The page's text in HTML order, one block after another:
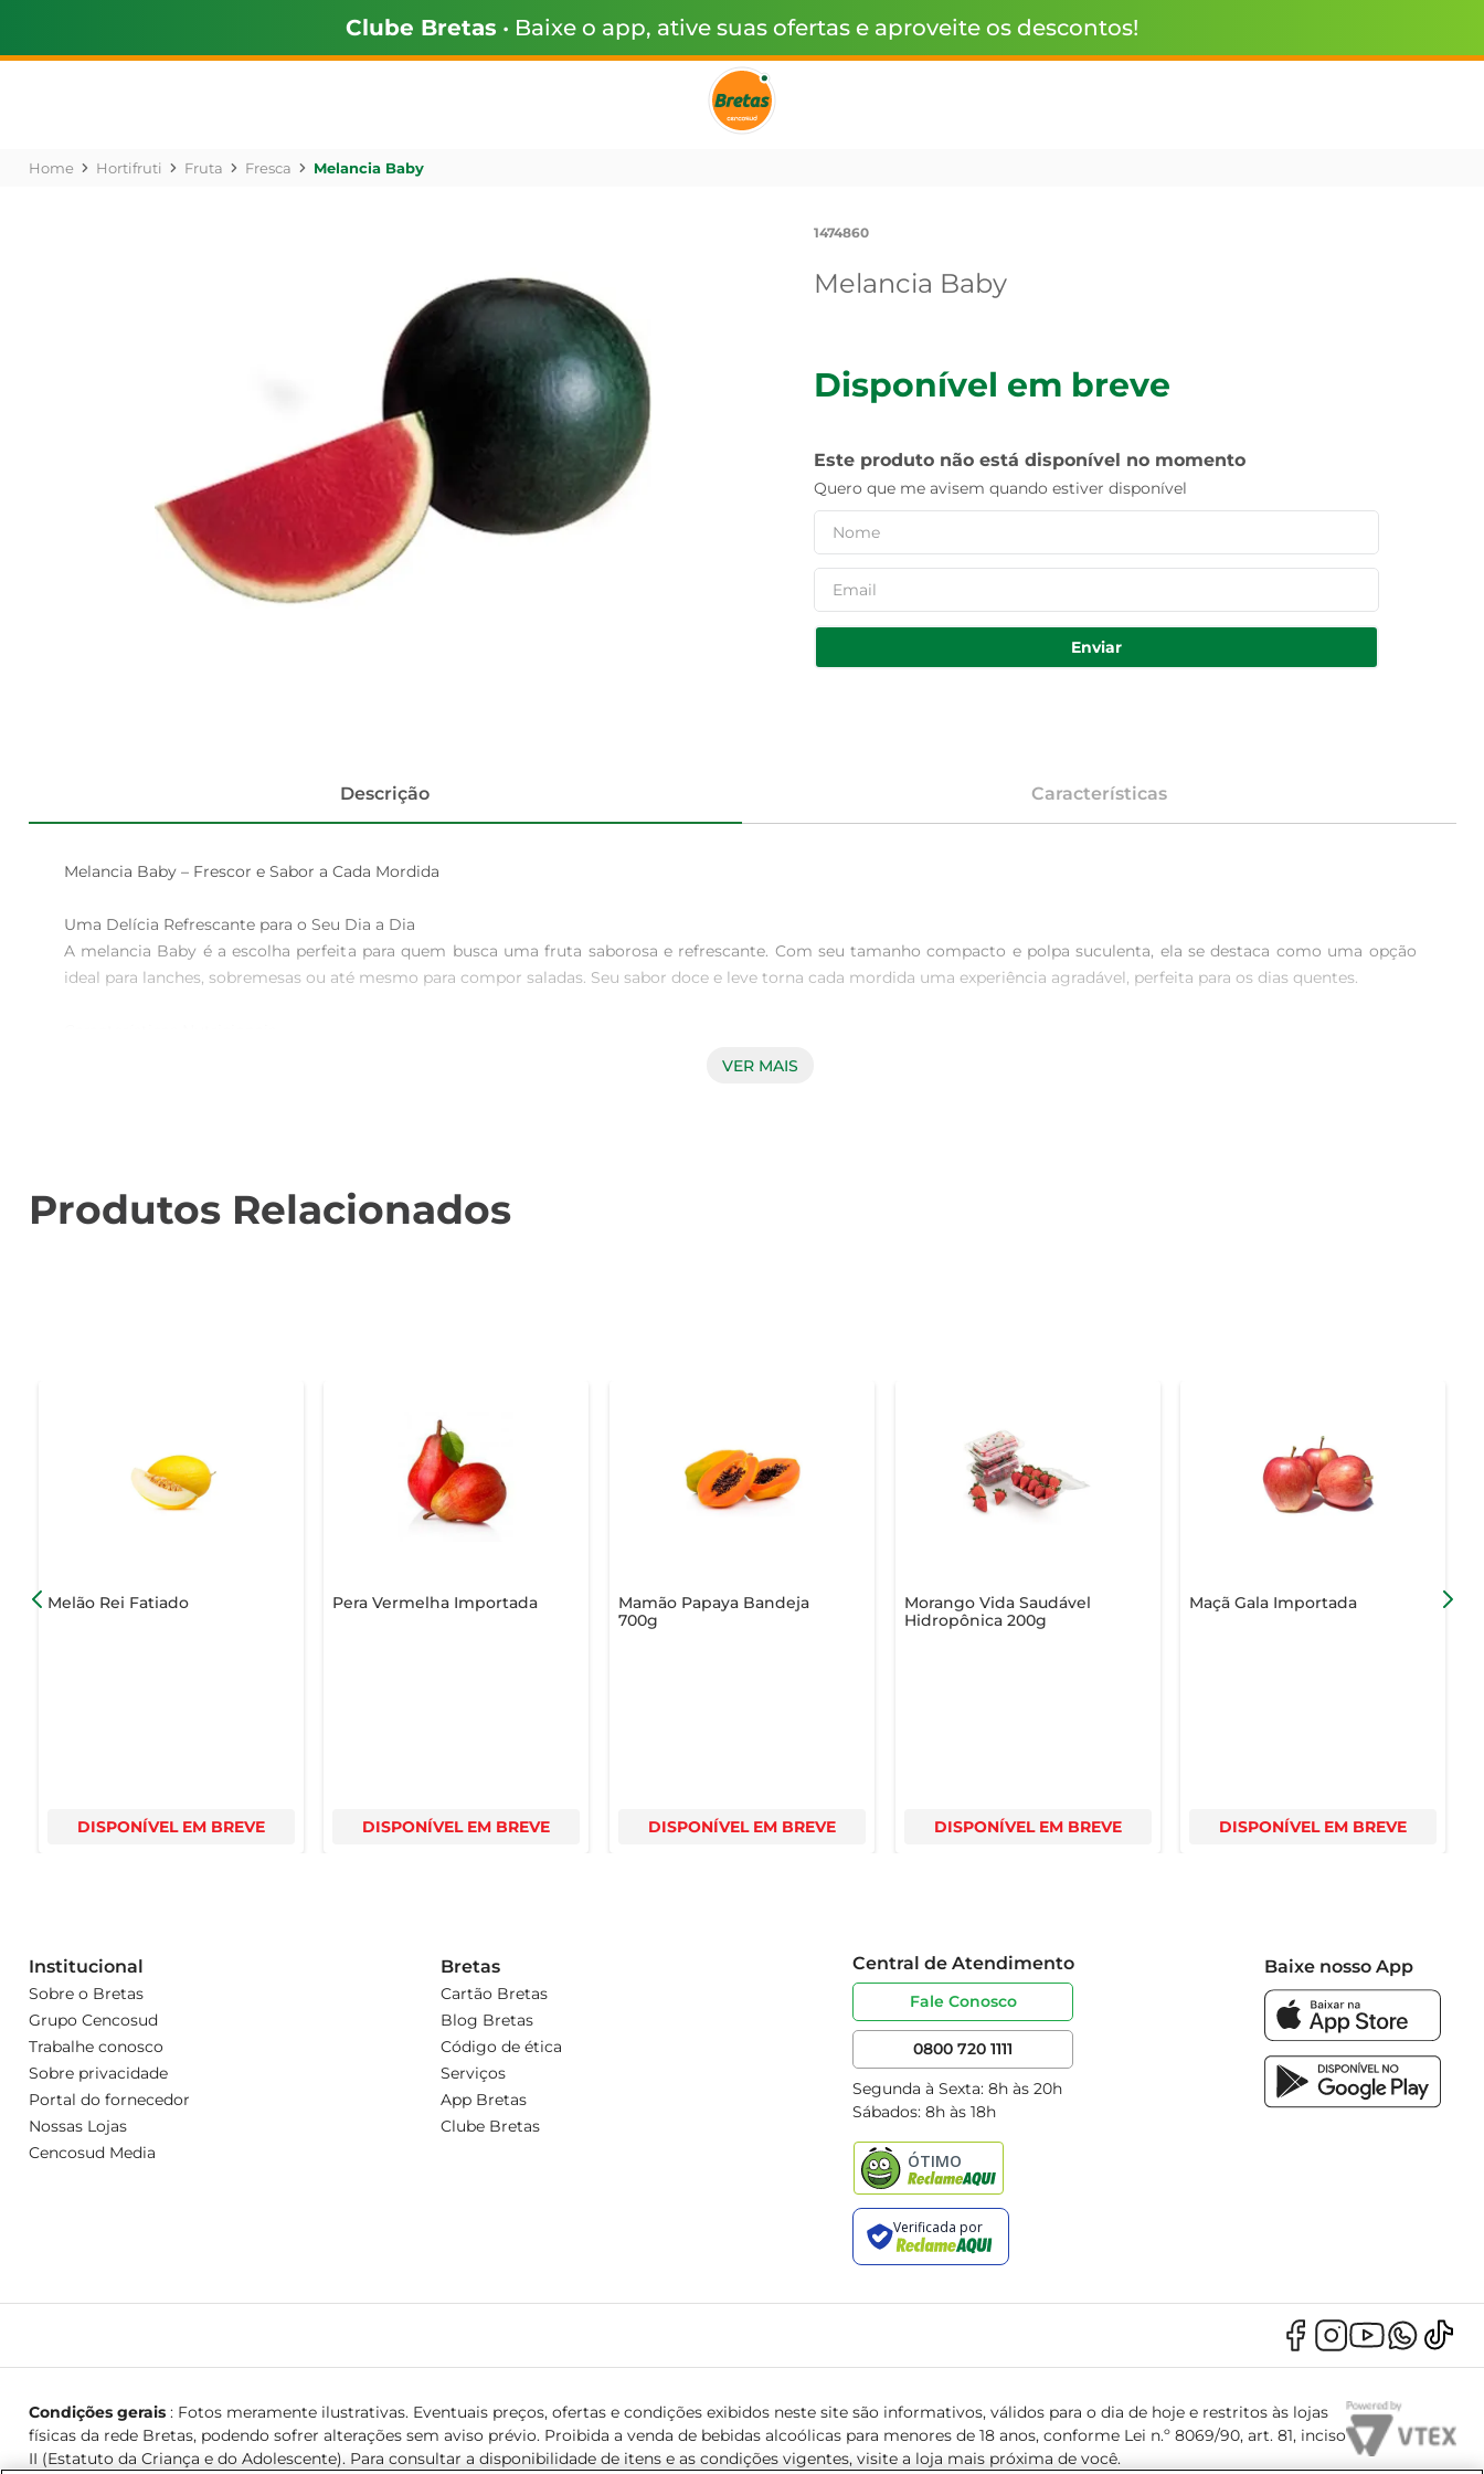
Clube Bretas • Baixe o app, ative suas ofertas e aproveite os descontos!
Hortifruti Fruta Fresca Melancia Baby
1474860
Melancia Baby
Disponível em breve
Este produto não está disponível no momento
Quero que me avisem quando estiver disponível
Enviar
Descrição Características
Melancia Baby – Frescor e Sabor a Cada Mordida
Uma Delícia Refrescante para o Seu Dia a Dia
A melancia Baby é a escolha perfeita para quem busca uma fruta saborosa e refrescante. Com seu tamanho compacto e polpa suculenta, ela se destaca como uma opção
ideal para lanches, sobremesas ou até mesmo para compor saladas. Seu sabor doce e leve torna cada mordida uma experiência agradável, perfeita para os dias quentes.
Além de ser deliciosa, a melancia Baby é rica em água, o que a torna uma excelente aliada na hidratação. Com baixo teor calórico, é uma opção saudável para quem deseja
Essa fruta pode ser utilizada de diversas maneiras na culinária. Experimente cortá-la em cubos e adicioná-la a smoothies, ou prepare um refrescante suco natural. A melancia
Baby também combina muito bem com queijos, proporcionando um contraste de sabores que surpreende. Para os mais criativos, pode ser utilizada em receitas de
VER MAIS
Produtos Relacionados
Melão Rei Fatiado
DISPONÍVEL EM BREVE
Pera Vermelha Importada
DISPONÍVEL EM BREVE
Mamão Papaya Bandeja
700g
DISPONÍVEL EM BREVE
Morango Vida Saudável
Hidropônica 200g
DISPONÍVEL EM BREVE
Maçã Gala Importada
DISPONÍVEL EM BREVE
Institucional
Sobre o Bretas
Grupo Cencosud
Trabalhe conosco
Sobre privacidade
Portal do fornecedor
Nossas Lojas
Cencosud Media
Bretas
Cartão Bretas
Blog Bretas
Código de ética
Serviços
App Bretas
Clube Bretas
Central de Atendimento
Fale Conosco
0800 720 1111
Segunda à Sexta: 8h às 20h
Sábados: 8h às 18h
Baixe nosso App
Condições gerais: Fotos meramente ilustrativas. Eventuais preços, ofertas e condições exibidos neste site são informativos, válidos para o dia de hoje e restritos às lojas
físicas da rede Bretas, podendo sofrer alterações sem aviso prévio. Proibida a venda de bebidas alcoólicas para menores de 18 anos, conforme Lei n.º 8069/90, art. 81, inciso
II (Estatuto da Criança e do Adolescente). Para consultar a disponibilidade de itens e as condições vigentes, visite a loja mais próxima de você.